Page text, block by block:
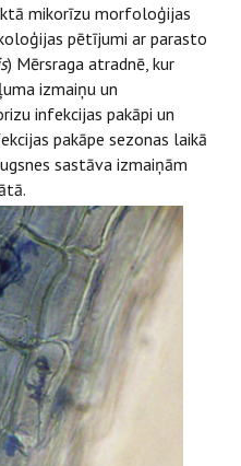
mikorīzu morfoloģijas
pētījumi ar parasto
) Mērsraga atradnē, kur
izmaiņu un
infekcijas pakāpi un
pakāpe sezonas laikā
sastāva izmaiņām